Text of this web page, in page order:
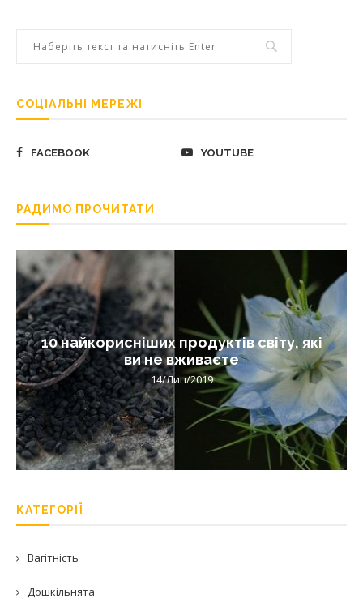
СОЦІАЛЬНІ МЕРЕЖІ
FACEBOOK YOUTUBE
РАДИМО ПРОЧИТАТИ
10 найкорисніших продуктів світу, які
ви не вживаєте
14/Лип/2019
КАТЕГОРІЇ
Вагітність
Дошкільнята